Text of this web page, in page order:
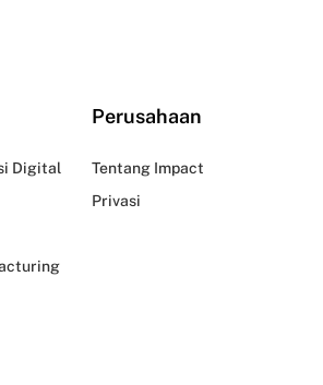
Digital
Perusahaan
Tentang Impact
Privasi